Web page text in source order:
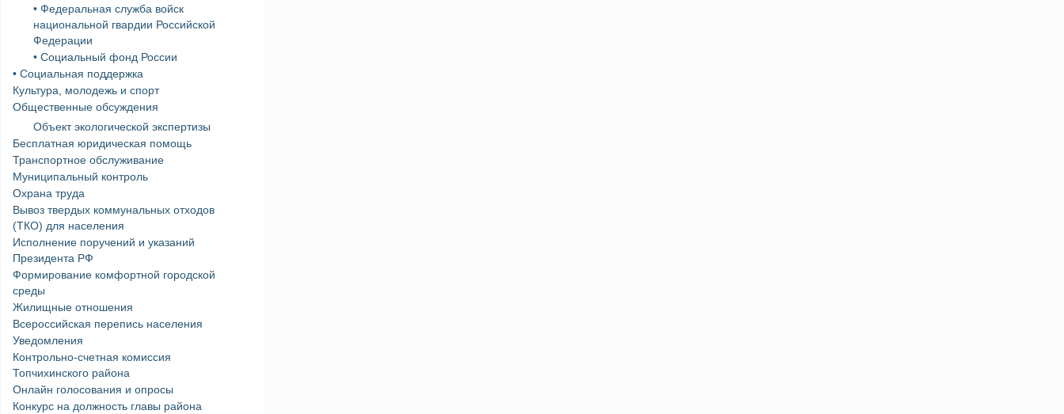
• Федеральная служба войск
национальной гвардии Российской
Федерации
• Социальный фонд России
• Социальная поддержка
Культура, молодежь и спорт
Общественные обсуждения
Объект экологической экспертизы
Бесплатная юридическая помощь
Транспортное обслуживание
Муниципальный контроль
Охрана труда
Вывоз твердых коммунальных отходов
(ТКО) для населения
Исполнение поручений и указаний
Президента РФ
Формирование комфортной городской
среды
Жилищные отношения
Всероссийская перепись населения
Уведомления
Контрольно-счетная комиссия
Топчихинского района
Онлайн голосования и опросы
Конкурс на должность главы района